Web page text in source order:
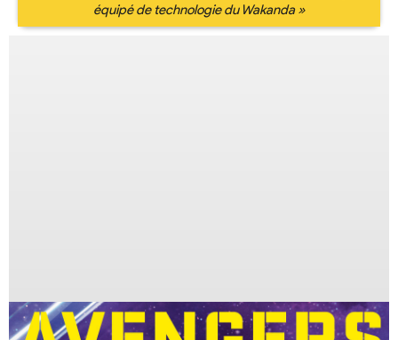
équipé de technologie du Wakanda »